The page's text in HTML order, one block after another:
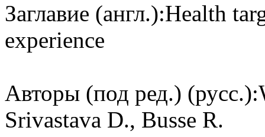
Заглавие (англ.):Health
experience
Авторы (под ред.) (русс.):
Srivastava D., Busse R.